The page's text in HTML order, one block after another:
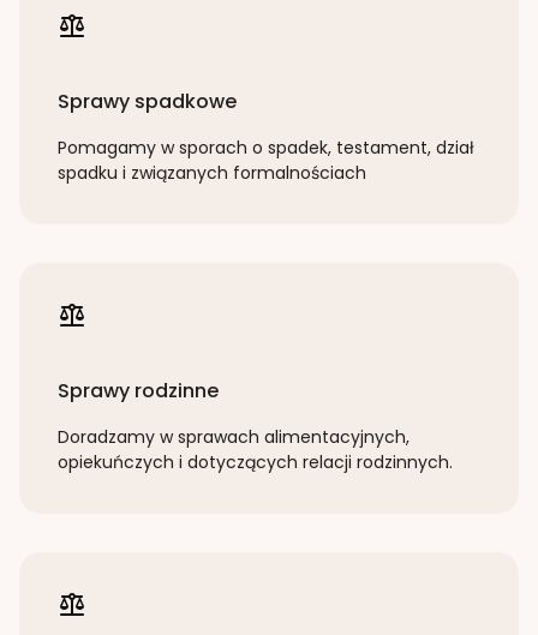
Sprawy spadkowe
Pomagamy w sporach o spadek, testament, dział
spadku i związanych formalnościach
Sprawy rodzinne
Doradzamy w sprawach alimentacyjnych,
opiekuńczych i dotyczących relacji rodzinnych.